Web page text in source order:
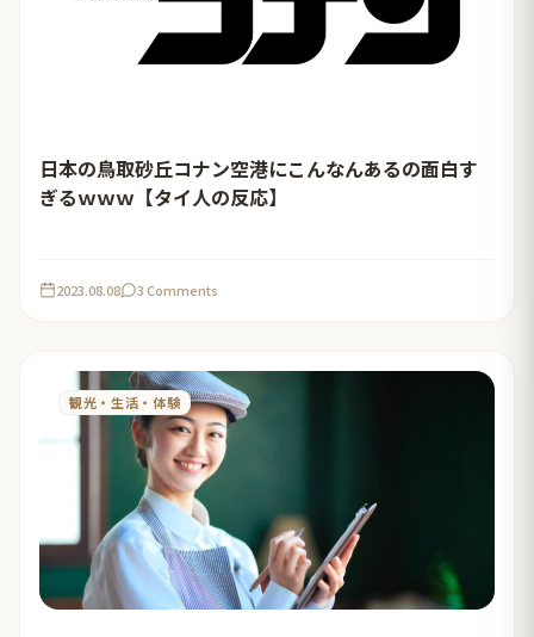
日本の鳥取砂丘コナン空港にこんなんあるの面白す
ぎるｗｗｗ【タイ人の反応】
2023.08.08 3 Comments
観光・生活・体験